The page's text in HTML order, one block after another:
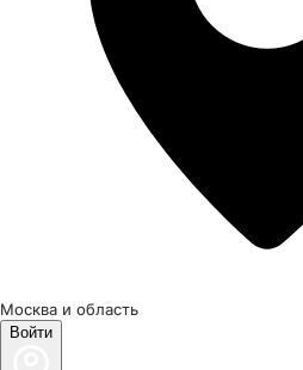
Москва и область
Войти